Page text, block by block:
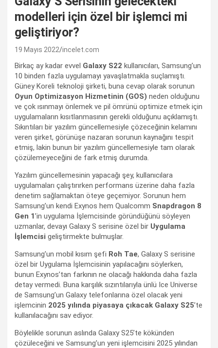
modelleri için özel bir işlemci mi
geliştiriyor?
19 Mayıs 2022 incelet.com
Birkaç ay kadar evvel Galaxy S22 kullanıcıları, Samsung’un
10 binden fazla uygulamayı yavaşlatmakla suçlamıştı.
Güney Koreli teknoloji şirketi, buna cevap olarak sorunun
Oyun Optimizasyon Hizmetinin (GOS) neden olduğunu
ve çok ısınmayı önlemek ve pil ömrünü optimize etmek için
uygulamaların kısıtlanmasının gerekli olduğunu açıklamıştı.
Sıkıntıları bir yazılım güncellemesiyle çözeceğinin kelamını
veren şirket, görünüşe nazaran sorunun kaynağını tespit
etmiş, lakin bunun bir yazılım güncellemesiyle tam olarak
çözülemeyeceğini de fark etmiş durumda.
Yazılım güncellemesinin yapacağı şey, kullanıcılara
uygulamaları çalıştırırken performans üzerine daha fazla
denetim sağlamaktan öteye geçemiyor. Sorunun hem
Samsung’un kendi Exynos hem Qualcomm Snapdragon 8
Gen 1’in uygulama İşlemcisinde göründüğünü söyleyen
uzmanlar, devayı Galaxy S serisine özel bir Uygulama
İşlemcisi geliştirmekte bulmuşlar.
Samsung’un mobil kısım şefi Roh Tae, Galaxy S serisine
özel bir Uygulama İşlemcisinin yapılacağını söylerken,
bunun Exynos’tan farkının ne olacağı hakkında daha fazla
detay vermedi. Buna karşılık sızıntılarıyla ünlü Ice Universe
de Samsung’un Galaxy telefonlarına özel olacak yeni
işlemcinin 2025 yılında piyasaya çıkacak Galaxy S25’te
kullanılacağını sav ediyor.
Böylelikle sorunun aslında Galaxy S25’te kökünden
çözüleceğini ve Samsung’un yeni işlemcisini 2025 yılından